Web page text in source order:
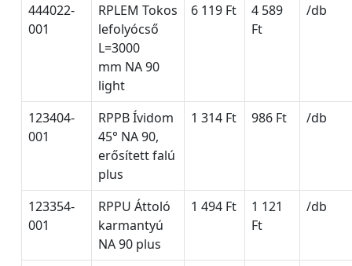
444022-
001
RPLEM Tokos
lefolyócső
L=3000
mm NA 90
light
6 119 Ft
4 589
Ft
/db
123404-
001
RPPB Ívidom
45° NA 90,
erősített falú
plus
1 314 Ft 986 Ft /db
123354-
001
RPPU Áttoló
karmantyú
NA 90 plus
1 494 Ft
1 121
Ft
/db